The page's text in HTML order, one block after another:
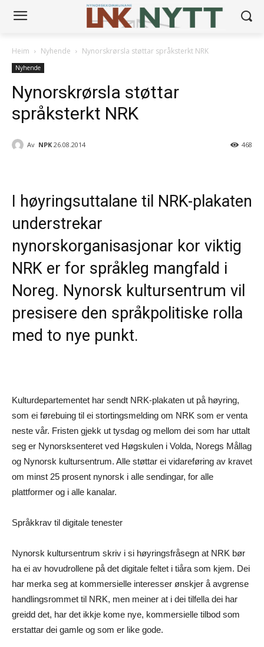
Heim Nyhende Nynorskrørsla støttar språksterkt NRK
Nyhende
Nynorskrørsla støttar
språksterkt NRK
Av NPK 26.08.2014 468
I høyringsuttalane til NRK-plakaten
understrekar
nynorskorganisasjonar kor viktig
NRK er for språkleg mangfald i
Noreg. Nynorsk kultursentrum vil
presisere den språkpolitiske rolla
med to nye punkt.
Kulturdepartementet har sendt NRK-plakaten ut på høyring,
som ei førebuing til ei stortingsmelding om NRK som er venta
neste vår. Fristen gjekk ut tysdag og mellom dei som har uttalt
seg er Nynorsksenteret ved Høgskulen i Volda, Noregs Mållag
og Nynorsk kultursentrum. Alle støttar ei vidareføring av kravet
om minst 25 prosent nynorsk i alle sendingar, for alle
plattformer og i alle kanalar.
Språkkrav til digitale tenester
Nynorsk kultursentrum skriv i si høyringsfråsegn at NRK bør
ha ei av hovudrollene på det digitale feltet i tiåra som kjem. Dei
har merka seg at kommersielle interesser ønskjer å avgrense
handlingsrommet til NRK, men meiner at i dei tilfella dei har
greidd det, har det ikkje kome nye, kommersielle tilbod som
erstattar dei gamle og som er like gode.